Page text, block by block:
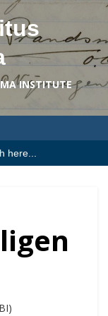
INSTITUTE